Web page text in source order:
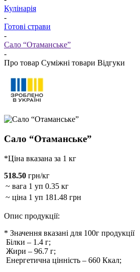
Кулінарія
-
Готові страви
-
Сало “Отаманське”
-
Про товар Суміжні товари Відгуки
Сало “Отаманське”
*Ціна вказана за 1 кг
518.50 грн/кг
~ вага 1 уп 0.35 кг
~ ціна 1 уп 181.48 грн
Опис продукції:
* Значення вказані для 100г продукції
Білки – 1.4 г;
Жири – 96.7 г;
Енергетична цінність – 660 Ккал;